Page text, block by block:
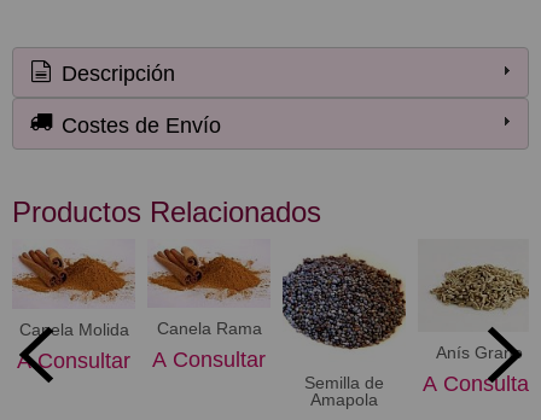
Descripción
Costes de Envío
Productos Relacionados
Canela Molida
A Consultar
Canela Rama
A Consultar
Semilla de
Amapola
Anís Grano
A Consultar